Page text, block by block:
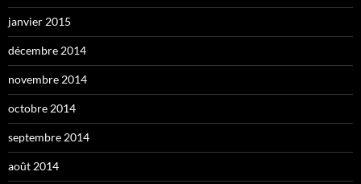
janvier 2015
décembre 2014
novembre 2014
octobre 2014
septembre 2014
août 2014